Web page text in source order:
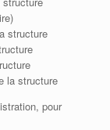
structure
la structure
pour